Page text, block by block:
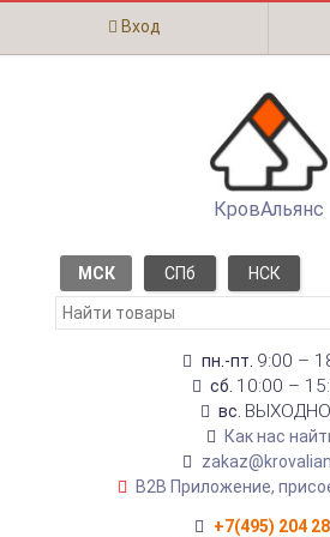
Вход
КровАльянс
МСК СПб НСК
пн.-пт. 9:00 –
сб. 10:00 –
вс.
Как нас
B2B Приложение,
+7(495) 204